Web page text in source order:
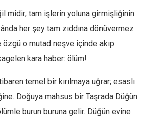
midir; tam işlerin yoluna girmişliğinin
ânda her şey tam zıddına dönüvermez
o mutad neşve içinde akıp
kara haber: ölüm!
temel bir kırılmaya uğrar; esaslı
Doğuya mahsus bir Taşrada Düğün
burun buruna gelir. Düğün evine